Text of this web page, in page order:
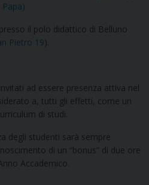
presso il polo didattico di Belluno
Pietro 19).
ad essere presenza attiva nel
a, tutti gli effetti, come un
di studi.
degli studenti sarà sempre
di un “bonus” di due ore
Accademico.